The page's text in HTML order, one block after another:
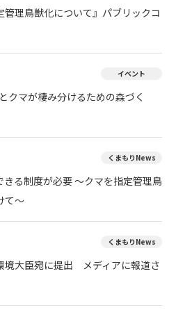
管理鳥獣化について』パブリックコ
イベント
クマが棲み分けるための森づく
くまもりNews
る制度が必要 ～クマを指定管理鳥
て～
くまもりNews
境大臣宛に提出 メディアに報道さ